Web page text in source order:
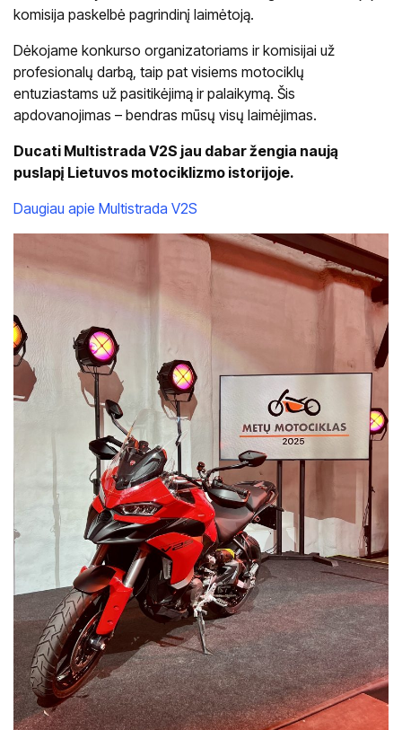
komisija paskelbė pagrindinį laimėtoją.
Dėkojame konkurso organizatoriams ir komisijai už
profesionalų darbą, taip pat visiems motociklų
entuziastams už pasitikėjimą ir palaikymą. Šis
apdovanojimas – bendras mūsų visų laimėjimas.
Ducati Multistrada V2S jau dabar žengia naują
puslapį Lietuvos motociklizmo istorijoje.
Daugiau apie Multistrada V2S